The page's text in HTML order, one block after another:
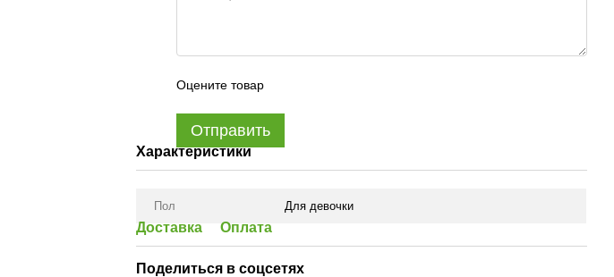
Оцените товар
Отправить
Характеристики
Пол Для девочки
Доставка Оплата
Поделиться в соцсетях